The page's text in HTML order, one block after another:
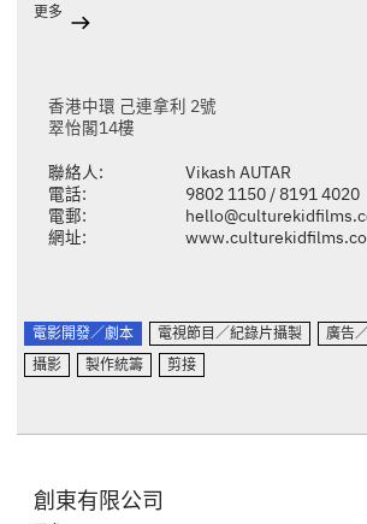
更多
香港中環 己連拿利 2號
翠怡閣14樓
聯絡人:
Vikash AUTAR
電話:
9802 1150 / 8191 4020
電郵:
網址:
電影開發／劇本 電視節目／紀錄片攝製
廣告
攝影
製作統籌 剪接
創東有限公司